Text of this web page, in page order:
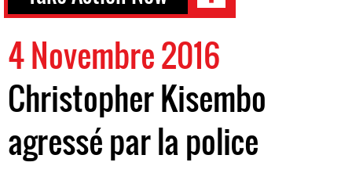
4 Novembre 2016
Christopher Kisembo
agressé par la police